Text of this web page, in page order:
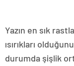
Yazın en sık
ısırıkları
durumda şişlik